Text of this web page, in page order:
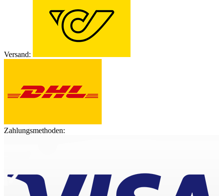
Versand:
Zahlungsmethoden: